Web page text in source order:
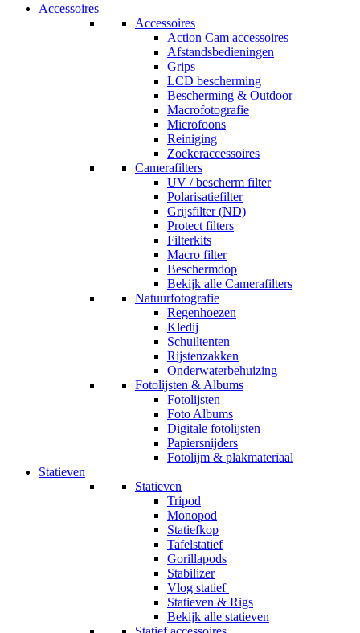
Accessoires
Accessoires
Action Cam accessoires
Afstandsbedieningen
Grips
LCD bescherming
Bescherming & Outdoor
Macrofotografie
Microfoons
Reiniging
Zoekeraccessoires
Camerafilters
UV / bescherm filter
Polarisatiefilter
Grijsfilter (ND)
Protect filters
Filterkits
Macro filter
Beschermdop
Bekijk alle Camerafilters
Natuurfotografie
Regenhoezen
Kledij
Schuiltenten
Rijstenzakken
Onderwaterbehuizing
Fotolijsten & Albums
Fotolijsten
Foto Albums
Digitale fotolijsten
Papiersnijders
Fotolijm & plakmateriaal
Statieven
Statieven
Tripod
Monopod
Statiefkop
Tafelstatief
Gorillapods
Stabilizer
Vlog statief
Statieven & Rigs
Bekijk alle statieven